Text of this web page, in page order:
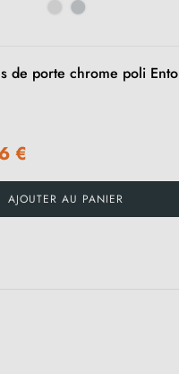
de porte chrome poli Ento
€
AJOUTER AU PANIER